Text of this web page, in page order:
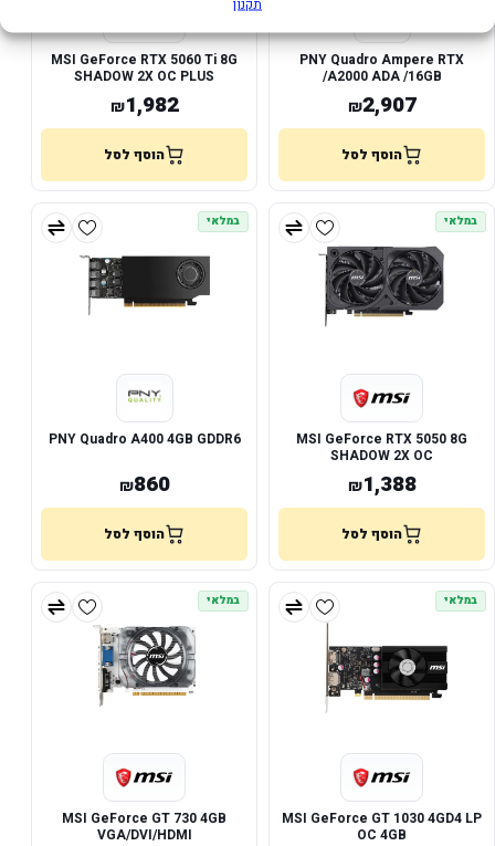
PNY Quadro Ampere RTX
A2000 ADA /16GB/
₪2,907
הוסף לסל
MSI GeForce RTX 5060 Ti 8G
SHADOW 2X OC PLUS
₪1,982
הוסף לסל
במלאי
MSI GeForce RTX 5050 8G
SHADOW 2X OC
₪1,388
הוסף לסל
במלאי
PNY Quadro A400 4GB GDDR6
₪860
הוסף לסל
במלאי
MSI GeForce GT 1030 4GD4 LP
OC 4GB
במלאי
MSI GeForce GT 730 4GB
VGA/DVI/HDMI